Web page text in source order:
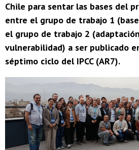
Chile para sentar las bases del
entre el grupo de trabajo 1
el grupo de trabajo 2
vulnerabilidad) a ser publicado
séptimo ciclo del IPCC (AR7).